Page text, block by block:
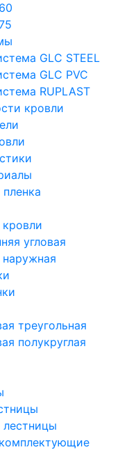
GLC STEEL
GLC PVC
RUPLAST
кровли
угловая
наружная
треугольная
полукруглая
лестницы